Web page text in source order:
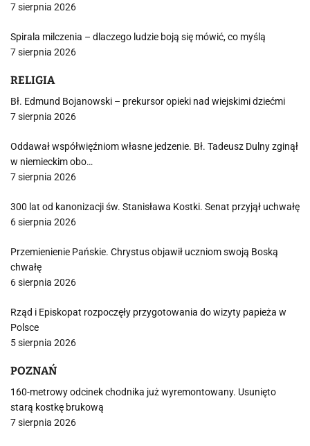
7 sierpnia 2026
Spirala milczenia – dlaczego ludzie boją się mówić, co myślą
7 sierpnia 2026
RELIGIA
Bł. Edmund Bojanowski – prekursor opieki nad wiejskimi dziećmi
7 sierpnia 2026
Oddawał współwięźniom własne jedzenie. Bł. Tadeusz Dulny zginął
w niemieckim obo…
7 sierpnia 2026
300 lat od kanonizacji św. Stanisława Kostki. Senat przyjął uchwałę
6 sierpnia 2026
Przemienienie Pańskie. Chrystus objawił uczniom swoją Boską
chwałę
6 sierpnia 2026
Rząd i Episkopat rozpoczęły przygotowania do wizyty papieża w
Polsce
5 sierpnia 2026
POZNAŃ
160-metrowy odcinek chodnika już wyremontowany. Usunięto
starą kostkę brukową
7 sierpnia 2026